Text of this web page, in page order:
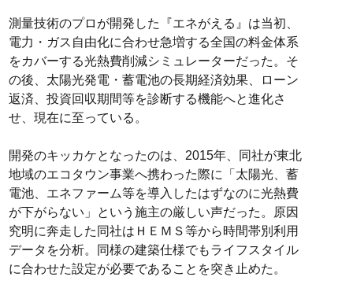
測量技術のプロが開発した『エネがえる』は当初、
電力・ガス自由化に合わせ急増する全国の料金体系
をカバーする光熱費削減シミュレーターだった。そ
の後、太陽光発電・蓄電池の長期経済効果、ローン
返済、投資回収期間等を診断する機能へと進化さ
せ、現在に至っている。
開発のキッカケとなったのは、2015年、同社が東北
地域のエコタウン事業へ携わった際に「太陽光、蓄
電池、エネファーム等を導入したはずなのに光熱費
が下がらない」という施主の厳しい声だった。原因
究明に奔走した同社はＨＥＭＳ等から時間帯別利用
データを分析。同様の建築仕様でもライフスタイル
に合わせた設定が必要であることを突き止めた。